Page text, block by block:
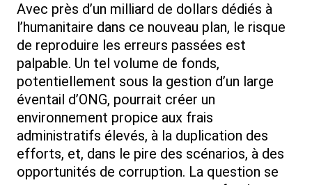
Avec près d’un milliard de dollars dédiés à
l’humanitaire dans ce nouveau plan, le risque
de reproduire les erreurs passées est
palpable. Un tel volume de fonds,
potentiellement sous la gestion d’un large
éventail d’ONG, pourrait créer un
environnement propice aux frais
administratifs élevés, à la duplication des
efforts, et, dans le pire des scénarios, à des
opportunités de corruption. La question se